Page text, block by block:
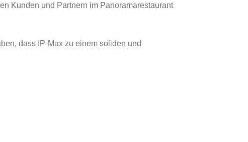
Kunden und Partnern im Panoramarestaurant
dass IP-Max zu einem soliden und